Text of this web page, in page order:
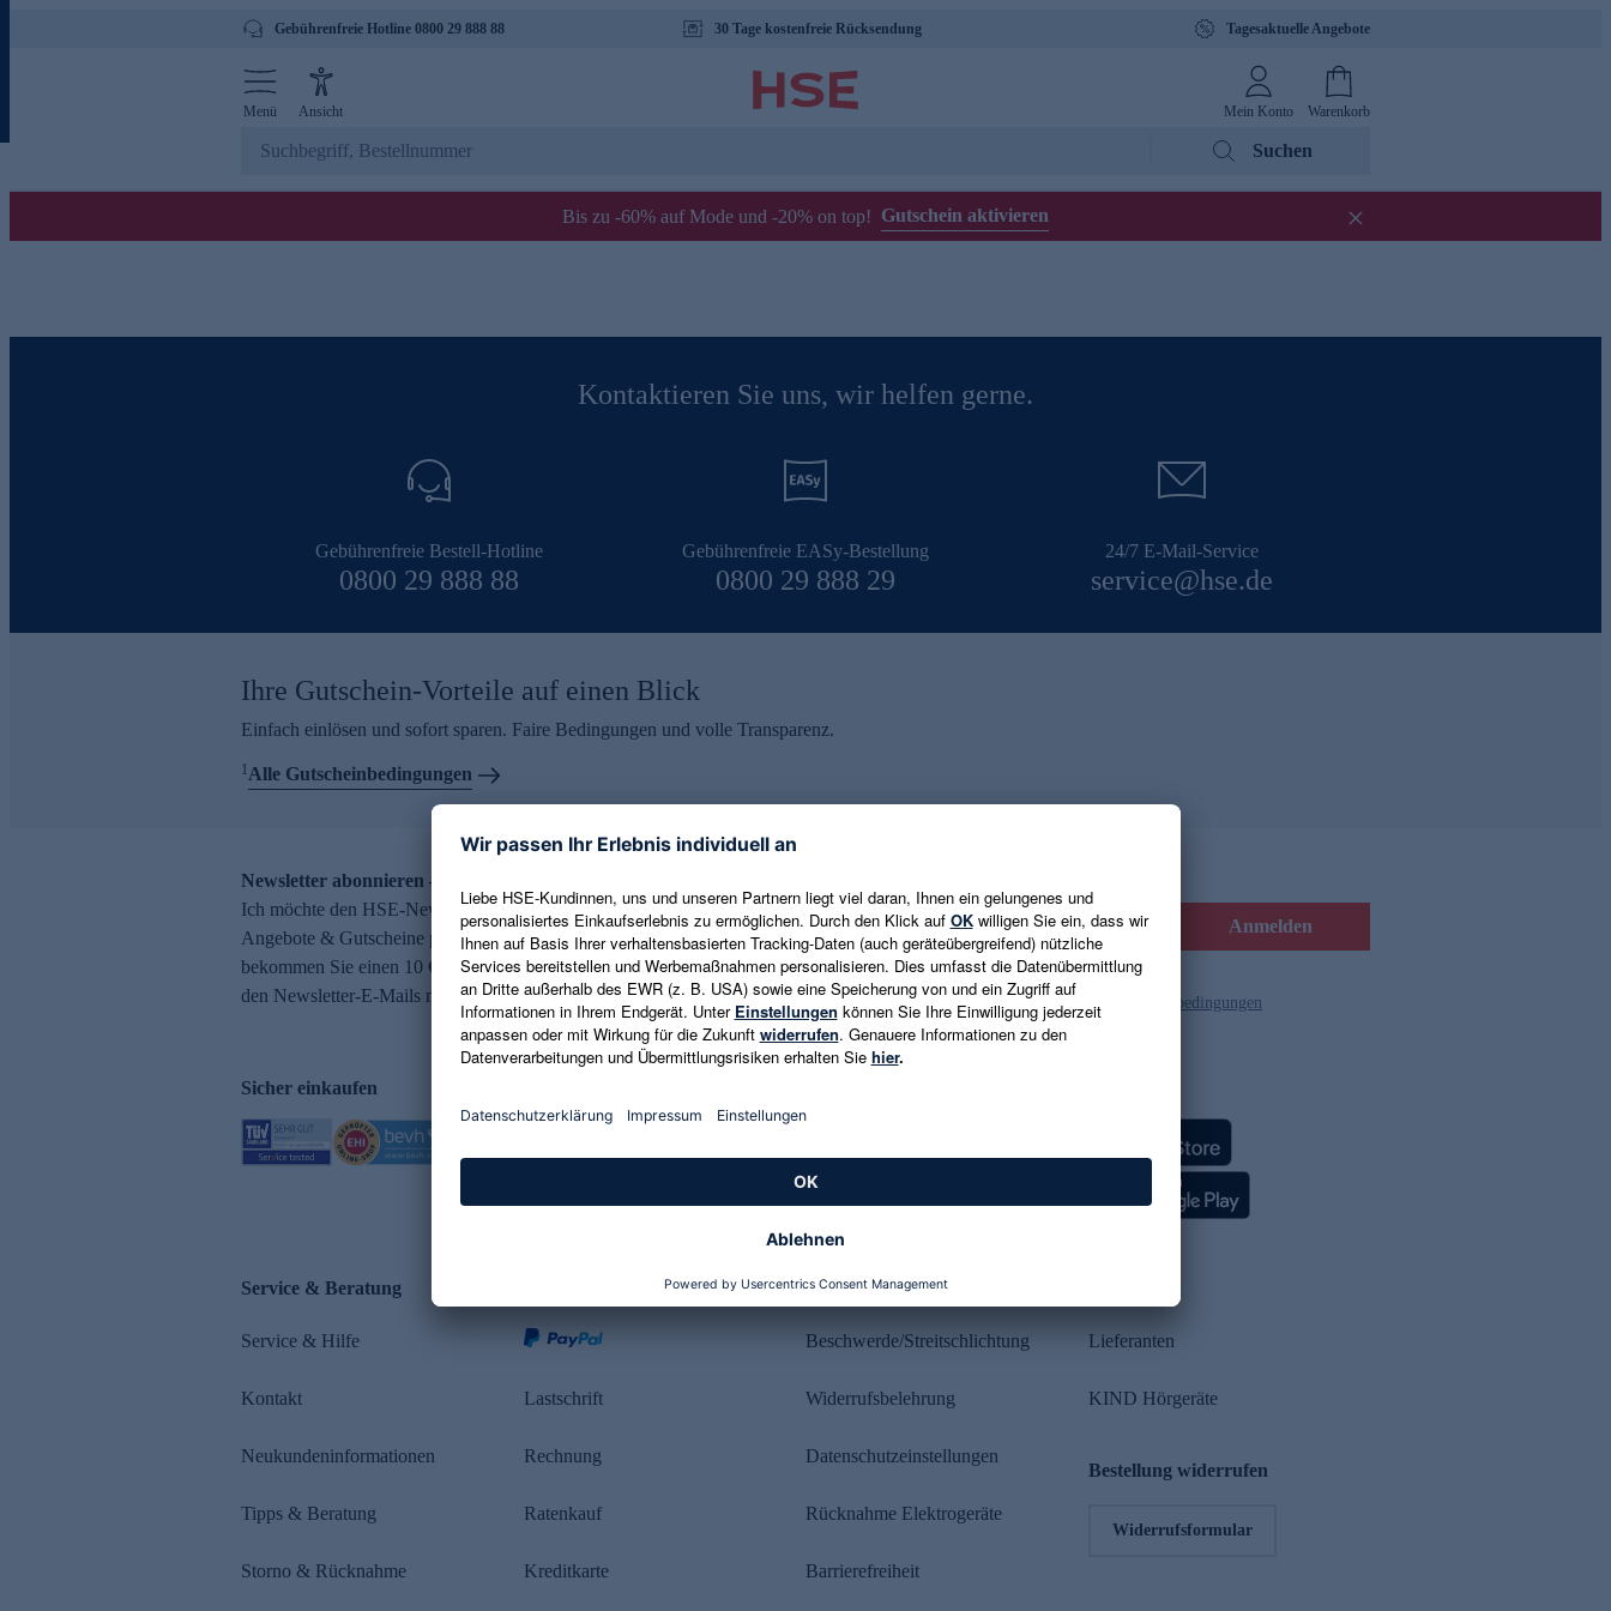
Gebührenfreie Hotline 0800 29 888 88 30 Tage kostenfreie Rücksendung Tagesaktuelle Angebote
Menü Ansicht Mein Konto Warenkorb
Suchen
Bis zu -60% auf Mode und -20% on top! Gutschein aktivieren
Kontaktieren Sie uns, wir helfen gerne.
Gebührenfreie Bestell-Hotline
0800 29 888 88
Gebührenfreie EASy-Bestellung
0800 29 888 29
24/7 E-Mail-Service
service@hse.de
Ihre Gutschein-Vorteile auf einen Blick
Einfach einlösen und sofort sparen. Faire Bedingungen und volle Transparenz.
1Alle Gutscheinbedingungen
Newsletter abonnieren – 10 € Gutschein erhalten
Ich möchte den HSE-Newsletter abonnieren und aktuelle Trends,
Angebote & Gutscheine per E-Mail erhalten. Als Dankeschön
bekommen Sie einen 10 € Gutschein. Eine Abmeldung ist jederzeit in
den Newsletter-E-Mails möglich.
E-Mail-Adresse eingeben Anmelden
Es gelten die Datenschutzrichtlinien und die Gutscheinbedingungen
Sicher einkaufen
Service & Beratung
Service & Hilfe
Kontakt
Neukundeninformationen
Tipps & Beratung
Storno & Rücknahme
Lastschrift
Rechnung
Ratenkauf
Kreditkarte
Rechtliches
Beschwerde/Streitschlichtung
Widerrufsbelehrung
Datenschutzeinstellungen
Rücknahme Elektrogeräte
Barrierefreiheit
Lieferanten
KIND Hörgeräte
Bestellung widerrufen
Widerrufsformular